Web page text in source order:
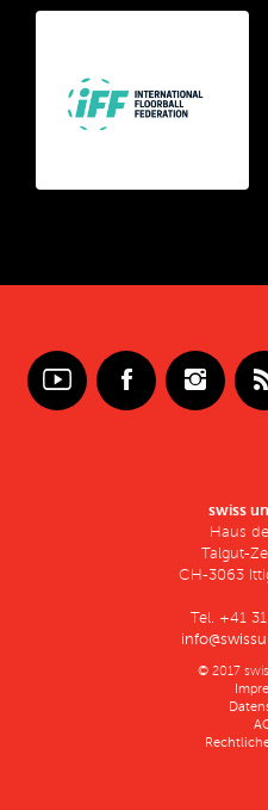
swiss
Haus
Talgut-
CH-3063
Tel. +41
© 2017